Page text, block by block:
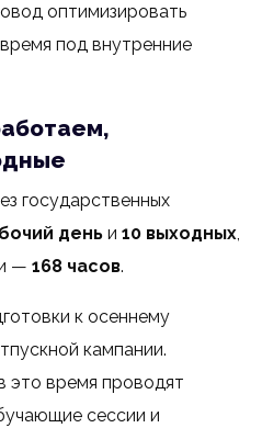
оптимизировать
под внутренние
государственных
день и 10 выходных,
— 168 часов.
к осеннему
кампании.
это время проводят
сессии и